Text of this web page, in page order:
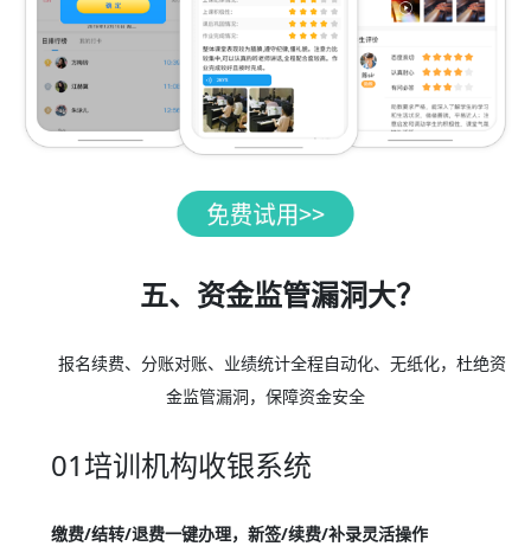
五、资金监管漏洞大？
报名续费、分账对账、业绩统计全程自动化、无纸化，杜绝资
金监管漏洞，保障资金安全
01培训机构收银系统
缴费/结转/退费一键办理，新签/续费/补录灵活操作